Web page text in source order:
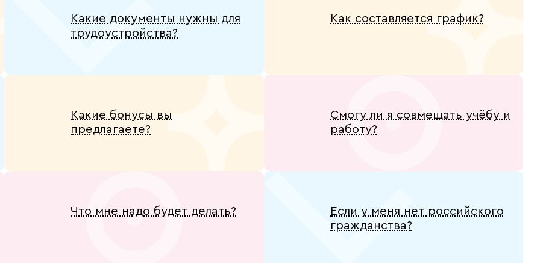
Какие документы нужны для
трудоустройства?
Как составляется график?
Какие бонусы вы
предлагаете?
Смогу ли я совмещать учёбу и
работу?
Что мне надо будет делать?
Если у меня нет российского
гражданства?